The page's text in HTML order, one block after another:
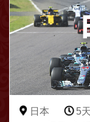
日本 5